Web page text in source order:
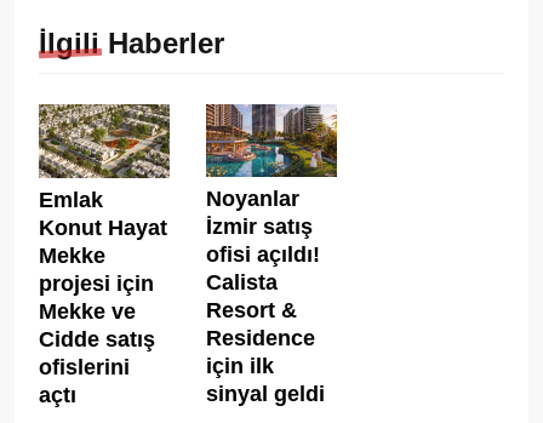
İlgili Haberler
Emlak
Konut Hayat
Mekke
projesi için
Mekke ve
Cidde satış
ofislerini
açtı
Noyanlar
İzmir satış
ofisi açıldı!
Calista
Resort &
Residence
için ilk
sinyal geldi